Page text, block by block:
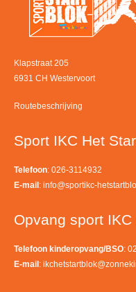
Klapstraat 205
6931 CH Westervoort
Routebeschrijving
Sport IKC Het
Telefoon: 026-3114932
E-mail : info@sportikc-
Opvang sport
Telefoon kinderopvang/BSO:
E-mail :